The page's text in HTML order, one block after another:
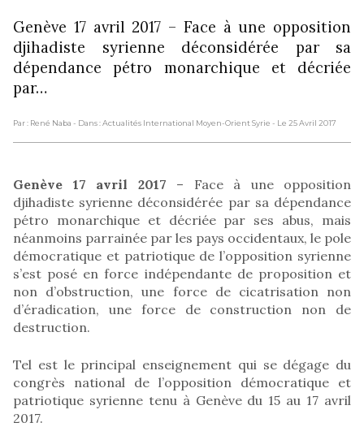
Genève 17 avril 2017 – Face à une opposition
djihadiste syrienne déconsidérée par sa
dépendance pétro monarchique et décriée
par…
Par : René Naba - Dans : Actualités International Moyen-Orient Syrie - Le 25 Avril 2017
Genève 17 avril 2017 – Face à une opposition
djihadiste syrienne déconsidérée par sa dépendance
pétro monarchique et décriée par ses abus, mais
néanmoins parrainée par les pays occidentaux, le pole
démocratique et patriotique de l’opposition syrienne
s’est posé en force indépendante de proposition et
non d’obstruction, une force de cicatrisation non
d’éradication, une force de construction non de
destruction.
Tel est le principal enseignement qui se dégage du
congrès national de l’opposition démocratique et
patriotique syrienne tenu à Genève du 15 au 17 avril
2017.